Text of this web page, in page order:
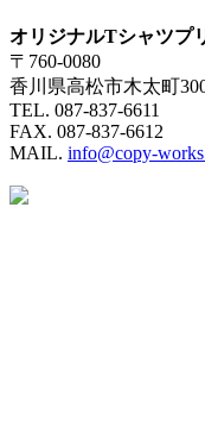
オリジナルTシャツプ
〒760-0080
香川県高松市木太町
TEL. 087-837-6611
FAX. 087-837-6612
MAIL. info@copy-